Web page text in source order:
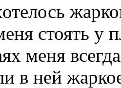
стоять у
меня
в ней